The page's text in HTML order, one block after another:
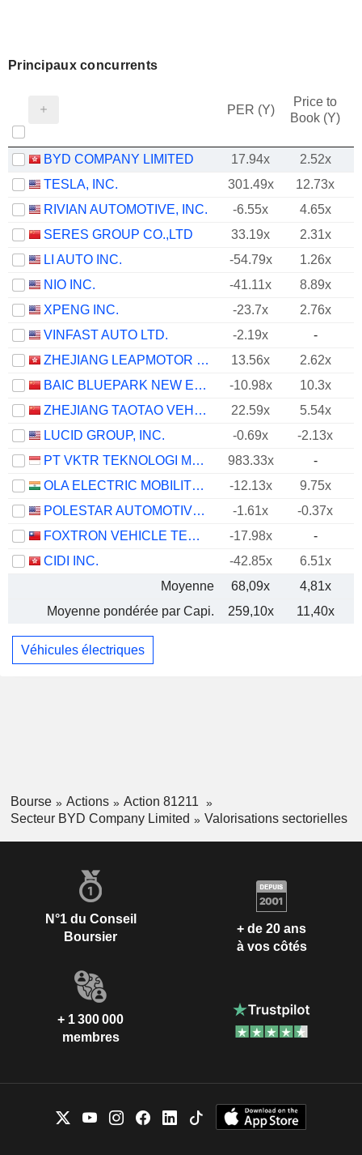
Principaux concurrents
PER (Y)
Price to
Book (Y)
BYD COMPANY LIMITED 17.94x
2.52x
TESLA, INC.
301.49x 12.73x
RIVIAN AUTOMOTIVE, INC.
-6.55x
4.65x
SERES GROUP CO.,LTD
33.19x
2.31x
LI AUTO INC.
-54.79x
1.26x
NIO INC.
-41.11x
8.89x
XPENG INC.
-23.7x
2.76x
VINFAST AUTO LTD.
-2.19x
-
ZHEJIANG LEAPMOTOR TECHNOLOGY CO., LTD.
13.56x
2.62x
BAIC BLUEPARK NEW ENERGY TECHNOLOGY CO., LTD.
-10.98x
10.3x
ZHEJIANG TAOTAO VEHICLES CO., LTD.
22.59x
5.54x
LUCID GROUP, INC.
-0.69x
-2.13x
PT VKTR TEKNOLOGI MOBILITAS TBK
983.33x
-
OLA ELECTRIC MOBILITY LIMITED
-12.13x
9.75x
POLESTAR AUTOMOTIVE HOLDING UK PLC
-1.61x
-0.37x
FOXTRON VEHICLE TECHNOLOGIES CO., LTD.
-17.98x
-
CIDI INC.
-42.85x
6.51x
Moyenne
68,09x 4,81x
Moyenne pondérée par Capi.
259,10x 11,40x
Véhicules électriques
Bourse Actions
Action 81211
Secteur BYD Company Limited
Valorisations sectorielles
N°1 du Conseil
Boursier
+ de 20 ans
à vos côtés
+ 1 300 000
membres